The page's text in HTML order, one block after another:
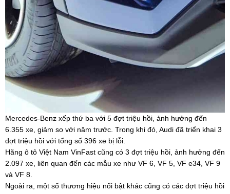
Mercedes-Benz xếp thứ ba với 5 đợt triệu hồi, ảnh hưởng đến
6.355 xe, giảm so với năm trước. Trong khi đó, Audi đã triển khai 3
đợt triệu hồi với tổng số 396 xe bị lỗi.
Hãng ô tô Việt Nam VinFast cũng có 3 đợt triệu hồi, ảnh hưởng đến
2.097 xe, liên quan đến các mẫu xe như VF 6, VF 5, VF e34, VF 9
và VF 8.
Ngoài ra, một số thương hiệu nổi bật khác cũng có các đợt triệu hồi